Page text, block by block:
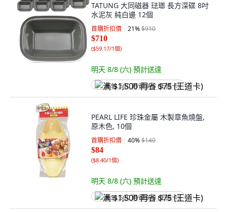
TATUNG 大同磁器 琺瑯 長方深碟 8吋
水泥灰 純白邊 12個
首購折扣價 21%$910
$710
($59.17/1個)
明天 8/8 (六) 預計送達
满 $1,500 再省 $75 (王道卡)
PEARL LIFE 珍珠金屬 木製章魚燒盤,
原木色, 10個
首購折扣價 40%$140
$84
($8.40/1個)
明天 8/8 (六) 預計送達
满 $1,500 再省 $75 (王道卡)